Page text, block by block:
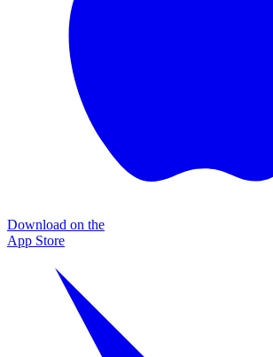
Download on the
App Store